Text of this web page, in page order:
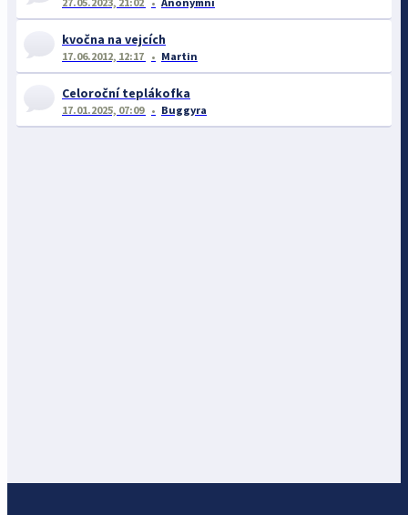
kvočna na vejcích
17.06.2012, 12:17 Martin
Celoroční teplákofka
17.01.2025, 07:09 Buggyra